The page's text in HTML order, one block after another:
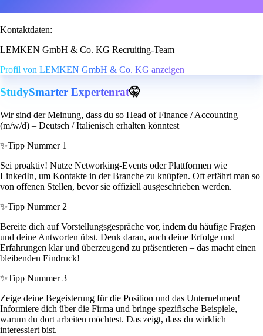
Kontaktdaten:
LEMKEN GmbH & Co. KG Recruiting-Team
Profil von LEMKEN GmbH & Co. KG anzeigen
StudySmarter Expertenrat🤫
Wir sind der Meinung, dass du so Head of Finance / Accounting
(m/w/d) – Deutsch / Italienisch erhalten könntest
✨Tipp Nummer 1
Sei proaktiv! Nutze Networking-Events oder Plattformen wie
LinkedIn, um Kontakte in der Branche zu knüpfen. Oft erfährt man so
von offenen Stellen, bevor sie offiziell ausgeschrieben werden.
✨Tipp Nummer 2
Bereite dich auf Vorstellungsgespräche vor, indem du häufige Fragen
und deine Antworten übst. Denk daran, auch deine Erfolge und
Erfahrungen klar und überzeugend zu präsentieren – das macht einen
bleibenden Eindruck!
✨Tipp Nummer 3
Zeige deine Begeisterung für die Position und das Unternehmen!
Informiere dich über die Firma und bringe spezifische Beispiele,
warum du dort arbeiten möchtest. Das zeigt, dass du wirklich
interessiert bist.